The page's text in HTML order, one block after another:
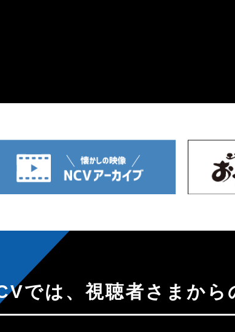
では、視聴者さまか